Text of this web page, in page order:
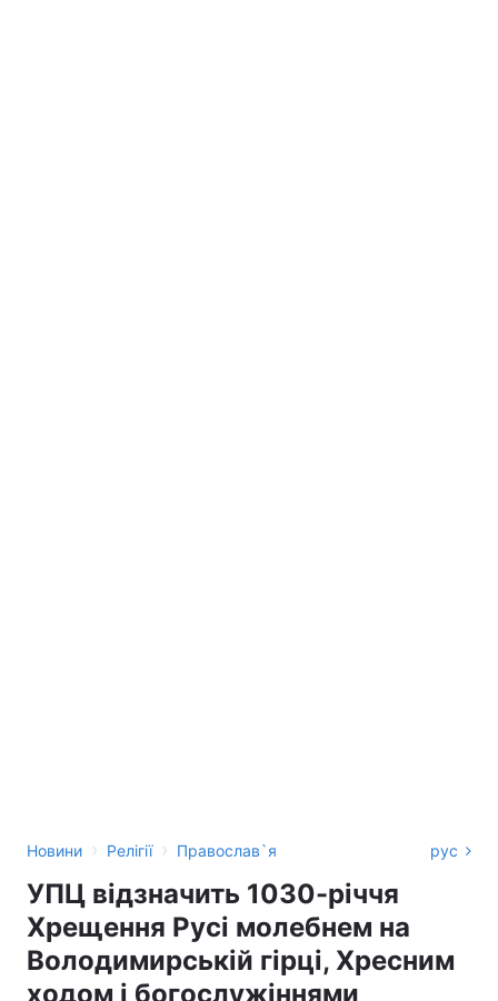
Новини › Релігії › Православ`я рус
УПЦ відзначить 1030-річчя
Хрещення Русі молебнем на
Володимирській гірці, Хресним
ходом і богослужіннями